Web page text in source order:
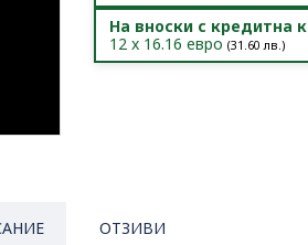
На вноски с кредитна
12 x 16.16 евро (31.60 лв.)
ОТЗИВИ